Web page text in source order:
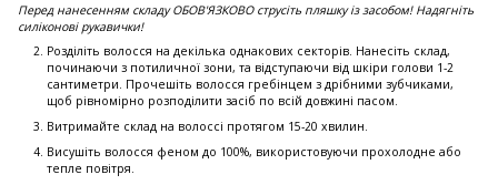
Перед нанесенням складу ОБОВ'ЯЗКОВО струсіть пляшку із засобом! Надягніть
силіконові рукавички!
Розділіть волосся на декілька однакових секторів. Нанесіть склад,
починаючи з потиличної зони, та відступаючи від шкіри голови 1-2
сантиметри. Прочешіть волосся гребінцем з дрібними зубчиками,
щоб рівномірно розподілити засіб по всій довжині пасом.
Витримайте склад на волоссі протягом 15-20 хвилин.
Висушіть волосся феном до 100%, використовуючи прохолодне або
тепле повітря.